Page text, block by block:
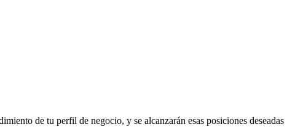
de tu perfil de negocio, y se alcanzarán esas posiciones deseadas